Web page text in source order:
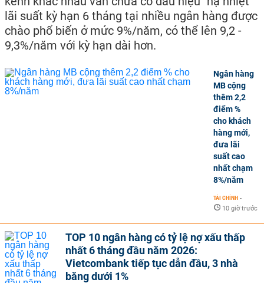
lãi suất kỳ hạn 6 tháng tại nhiều ngân hàng được
chào phổ biến ở mức 9%/năm, có thể lên 9,2 -
9,3%/năm với kỳ hạn dài hơn.
Ngân hàng
MB cộng
thêm 2,2
điểm %
cho khách
hàng mới,
đưa lãi
suất cao
nhất chạm
8%/năm
TÀI CHÍNH -
10 giờ trước
TOP 10 ngân hàng có tỷ lệ nợ xấu thấp
nhất 6 tháng đầu năm 2026:
Vietcombank tiếp tục dẫn đầu, 3 nhà
băng dưới 1%